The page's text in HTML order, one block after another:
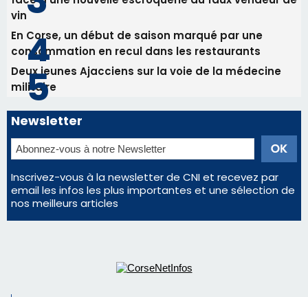
Les plus lus
Satine Nomary est la nouvelle Miss Corse 2026
Éclipse du 12 août : la Corse aux premières loges
d'un spectacle qui ne reviendra pas avant 2081
La gendarmerie alerte les restaurateurs corses
face à une nouvelle escroquerie au faux vendeur de
vin
En Corse, un début de saison marqué par une
consommation en recul dans les restaurants